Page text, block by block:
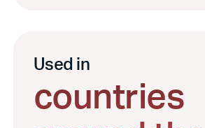
Used in
countries